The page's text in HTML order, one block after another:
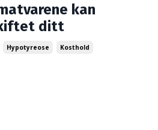
kan
ditt
Hypotyreose
Kosthold